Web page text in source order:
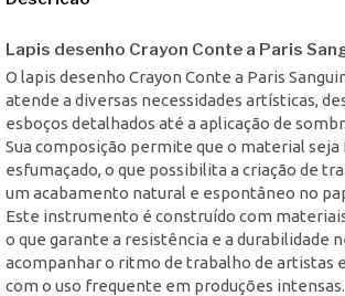
Lapis desenho Crayon Conte a Paris
O lapis desenho Crayon Conte a Paris
atende a diversas necessidades artísticas,
esboços detalhados até a aplicação de
Sua composição permite que o material
esfumaçado, o que possibilita a criação de
um acabamento natural e espontâneo no
Este instrumento é construído com
o que garante a resistência e a durabilidade
acompanhar o ritmo de trabalho de artistas
com o uso frequente em produções intensas.